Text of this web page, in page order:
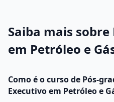
Saiba mais
em Petróleo e
Como é o curso de Pós-
Executivo em Petróleo e